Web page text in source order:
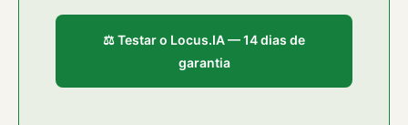
⚖️ Testar o Locus.IA — 14 dias de
garantia